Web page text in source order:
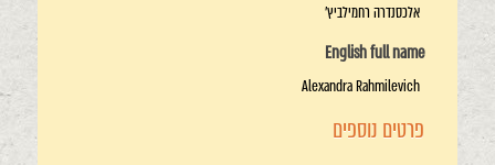
אלכסנדרה רחמילביץ'
English full name
Alexandra Rahmilevich
פרטים נוספים